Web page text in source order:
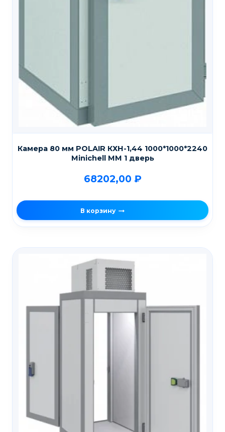
Камера 80 мм POLAIR КХН-1,44 1000*1000*2240
Мinichell MM 1 дверь
68202,00 ₽
В корзину